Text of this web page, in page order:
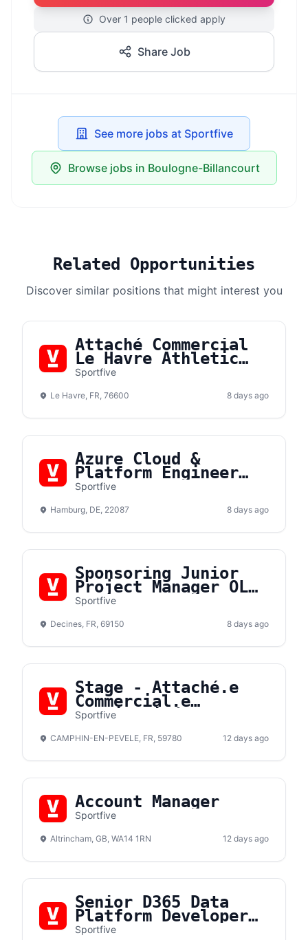
Over 1 people clicked apply
Share Job
See more jobs at Sportfive
Browse jobs in Boulogne-Billancourt
Related Opportunities
Discover similar positions that might interest you
Attaché Commercial
Le Havre Athletic
Club (F/H)
Sportfive
Le Havre, FR, 76600 8 days ago
Azure Cloud &
Platform Engineer
(m/f/d)
Sportfive
Hamburg, DE, 22087 8 days ago
Sponsoring Junior
Project Manager OL
Lyonnes F/H
Sportfive
Decines, FR, 69150 8 days ago
Stage - Attaché.e
Commercial.e
Hospitalité F/H
Sportfive
CAMPHIN-EN-PEVELE, FR, 59780 12 days ago
Account Manager
Sportfive
Altrincham, GB, WA14 1RN 12 days ago
Senior D365 Data
Platform Developer
(m/f/d)
Sportfive